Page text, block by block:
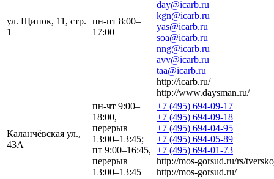
ул. Щипок, 11, стр.
1
пн-пт 8:00–
17:00
day@icarb.ru
kgn@icarb.ru
yas@icarb.ru
soa@icarb.ru
nng@icarb.ru
avv@icarb.ru
taa@icarb.ru
http://icarb.ru/
http://www.daysman.ru/
Каланчёвская ул.,
43А
пн-чт 9:00–
18:00,
перерыв
13:00–13:45;
пт 9:00–16:45,
перерыв
13:00–13:45
+7 (495) 694-09-17
+7 (495) 694-09-18
+7 (495) 694-04-95
+7 (495) 694-05-89
+7 (495) 694-01-73
http://mos-gorsud.ru/rs/
http://mos-gorsud.ru/